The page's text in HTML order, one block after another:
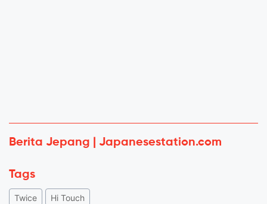
Berita Jepang | Japanesestation.com
Tags
Twice Hi Touch